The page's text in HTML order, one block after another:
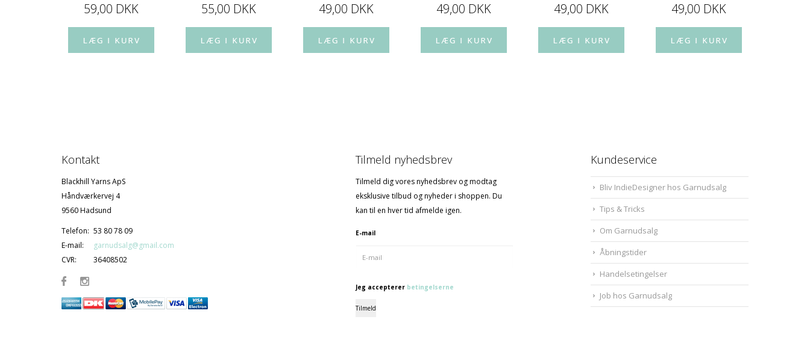
59,00 DKK 55,00 DKK 49,00 DKK 49,00 DKK 49,00 DKK 49,00 DKK
Kontakt
Blackhill Yarns ApS
Håndværkervej 4
9560 Hadsund
Telefon: 53 80 78 09
E-mail:
garnudsalg@gmail.com
CVR:
36408502
Tilmeld nyhedsbrev
Tilmeld dig vores nyhedsbrev og modtag
eksklusive tilbud og nyheder i shoppen. Du
kan til en hver tid afmelde igen.
E-mail
Jeg accepterer betingelserne
Tilmeld
Kundeservice
Bliv IndieDesigner hos Garnudsalg
Tips & Tricks
Om Garnudsalg
Åbningstider
Handelsetingelser
Job hos Garnudsalg